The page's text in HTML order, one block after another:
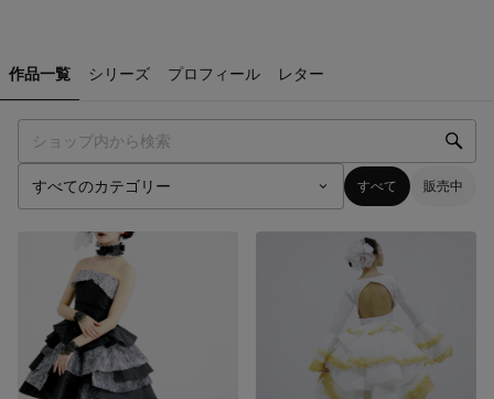
作品一覧 シリーズ プロフィール レター
すべて 販売中